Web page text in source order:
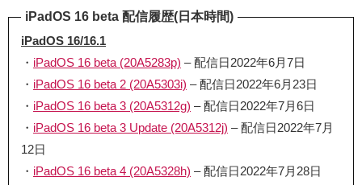
iPadOS 16 beta 配信履歴(日本時間)
iPadOS 16/16.1
・ iPadOS 16 beta (20A5283p) – 配信日2022年6月7日
・ iPadOS 16 beta 2 (20A5303i) – 配信日2022年6月23日
・ iPadOS 16 beta 3 (20A5312g) – 配信日2022年7月6日
・ iPadOS 16 beta 3 Update (20A5312j) – 配信日2022年7月
12日
・ iPadOS 16 beta 4 (20A5328h) – 配信日2022年7月28日